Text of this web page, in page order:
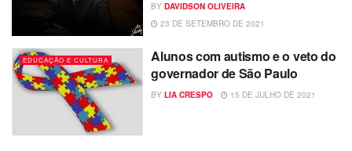
BY DAVIDSON OLIVEIRA
23 DE SETEMBRO DE 2021
EDUCAÇÃO E CULTURA
Alunos com autismo e o veto do
governador de São Paulo
BY LIA CRESPO 15 DE JULHO DE 2021